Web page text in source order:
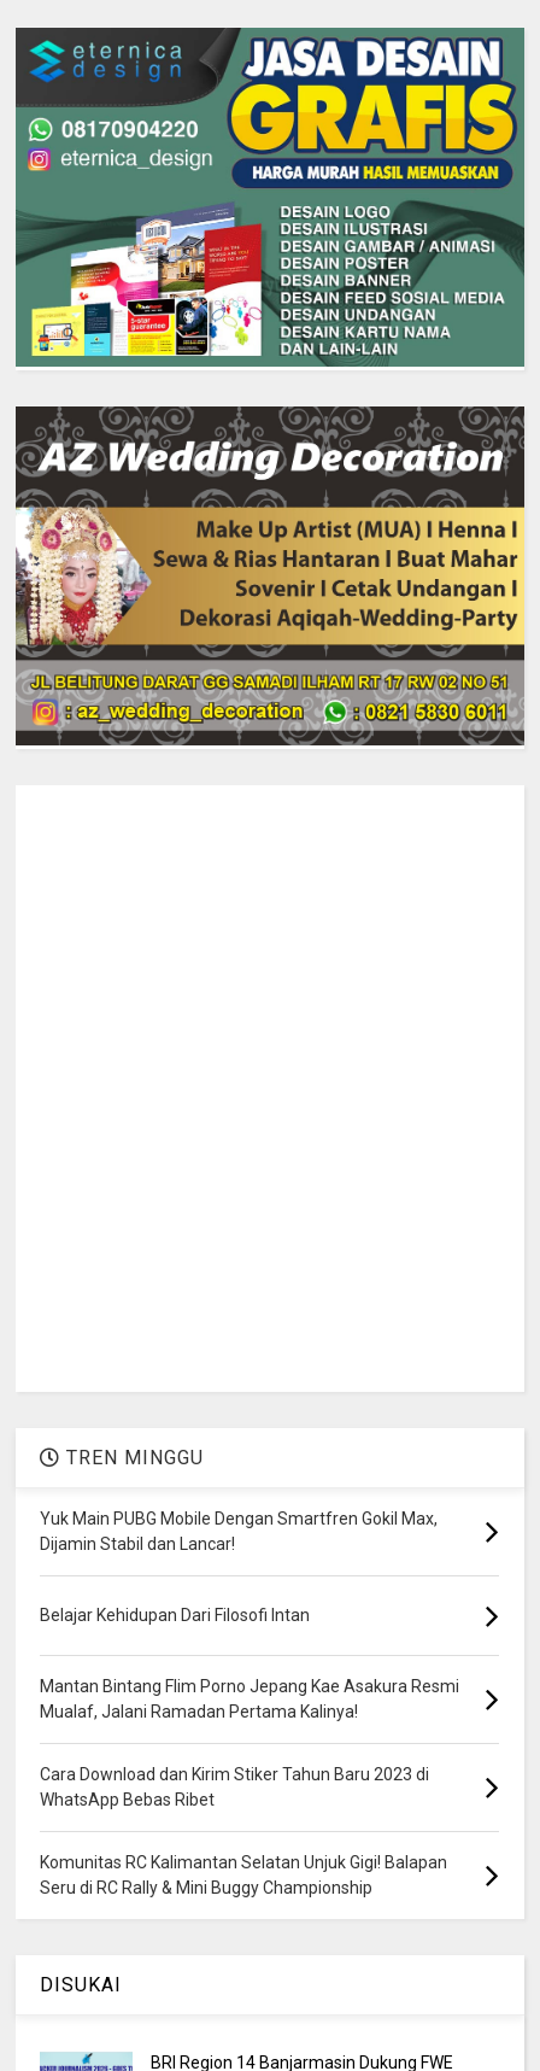
TREN MINGGU
Yuk Main PUBG Mobile Dengan Smartfren Gokil Max,
Dijamin Stabil dan Lancar!
Belajar Kehidupan Dari Filosofi Intan
Mantan Bintang Flim Porno Jepang Kae Asakura Resmi
Mualaf, Jalani Ramadan Pertama Kalinya!
Cara Download dan Kirim Stiker Tahun Baru 2023 di
WhatsApp Bebas Ribet
Komunitas RC Kalimantan Selatan Unjuk Gigi! Balapan
Seru di RC Rally & Mini Buggy Championship
DISUKAI
BRI Region 14 Banjarmasin Dukung FWE